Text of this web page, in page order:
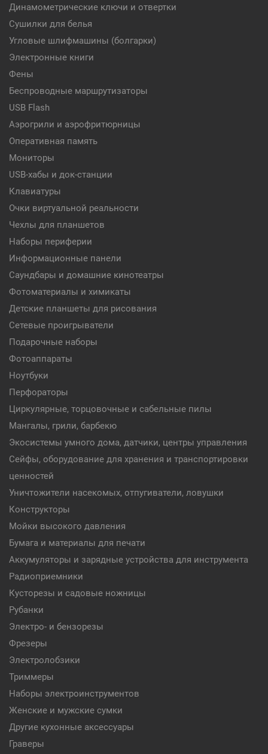
Динамометрические ключи и отвертки
Сушилки для белья
Угловые шлифмашины (болгарки)
Электронные книги
Фены
Беспроводные маршрутизаторы
USB Flash
Аэрогрили и аэрофритюрницы
Оперативная память
Мониторы
USB-хабы и док-станции
Клавиатуры
Очки виртуальной реальности
Чехлы для планшетов
Наборы периферии
Информационные панели
Саундбары и домашние кинотеатры
Фотоматериалы и химикаты
Детские планшеты для рисования
Сетевые проигрыватели
Подарочные наборы
Фотоаппараты
Ноутбуки
Перфораторы
Циркулярные, торцовочные и сабельные пилы
Мангалы, грили, барбекю
Экосистемы умного дома, датчики, центры управления
Сейфы, оборудование для хранения и транспортировки
ценностей
Уничтожители насекомых, отпугиватели, ловушки
Конструкторы
Мойки высокого давления
Бумага и материалы для печати
Аккумуляторы и зарядные устройства для инструмента
Радиоприемники
Кусторезы и садовые ножницы
Рубанки
Электро- и бензорезы
Фрезеры
Электролобзики
Триммеры
Наборы электроинструментов
Женские и мужские сумки
Другие кухонные аксессуары
Граверы